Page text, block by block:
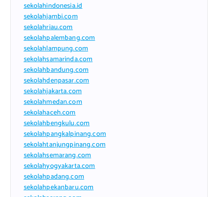
sekolahindonesia.id
sekolahjambi.com
sekolahriau.com
sekolahpalembang.com
sekolahlampung.com
sekolahsamarinda.com
sekolahbandung.com
sekolahdenpasar.com
sekolahjakarta.com
sekolahmedan.com
sekolahaceh.com
sekolahbengkulu.com
sekolahpangkalpinang.com
sekolahtanjungpinang.com
sekolahsemarang.com
sekolahyogyakarta.com
sekolahpadang.com
sekolahpekanbaru.com